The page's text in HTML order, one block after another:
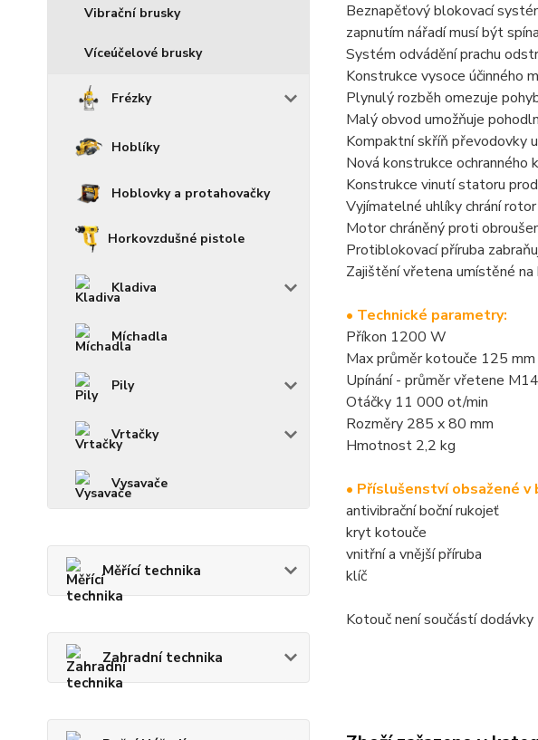
Vibrační brusky
Víceúčelové brusky
Frézky
Hoblíky
Hoblovky a protahovačky
Horkovzdušné pistole
Kladiva
Míchadla
Pily
Vrtačky
Vysavače
Měřící technika
Zahradní technika
Beznapěťový blokovací
zapnutím nářadí musí být
Systém odvádění prachu
Konstrukce vysoce účinného
Plynulý rozběh omezuje
Malý obvod umožňuje
Kompaktní skříň převodovky
Nová konstrukce ochranného
Konstrukce vinutí statoru
Vyjímatelné uhlíky chrání
Motor chráněný proti
Protiblokovací příruba
Zajištění vřetena umístěné
• Technické parametry:
Příkon 1200 W
Max průměr kotouče 125 mm
Upínání - průměr vřetene M14
Otáčky 11 000 ot/min
Rozměry 285 x 80 mm
Hmotnost 2,2 kg
• Příslušenství obsažené v
antivibrační boční rukojeť
kryt kotouče
vnitřní a vnější příruba
klíč
Kotouč není součástí dodávky